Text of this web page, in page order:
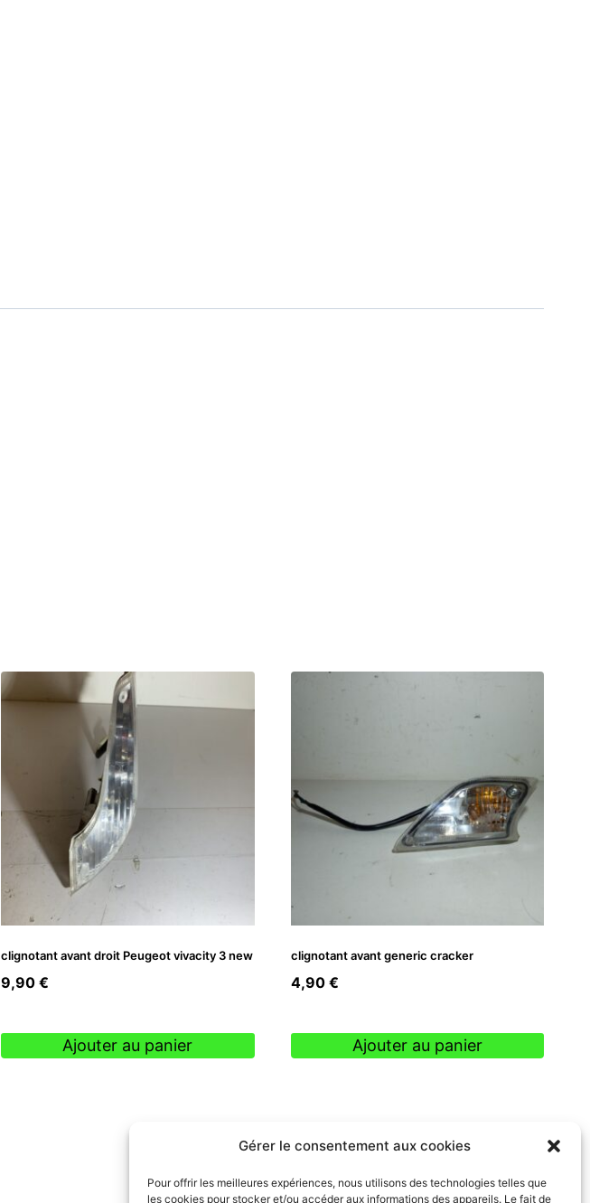
Gérer le consentement aux cookies
Pour offrir les meilleures expériences, nous utilisons des technologies telles que
les cookies pour stocker et/ou accéder aux informations des appareils. Le fait de
clignotant avant droit Peugeot vivacity 3 new
9,90 €
Ajouter au panier
clignotant avant generic cracker
4,90 €
Ajouter au panier